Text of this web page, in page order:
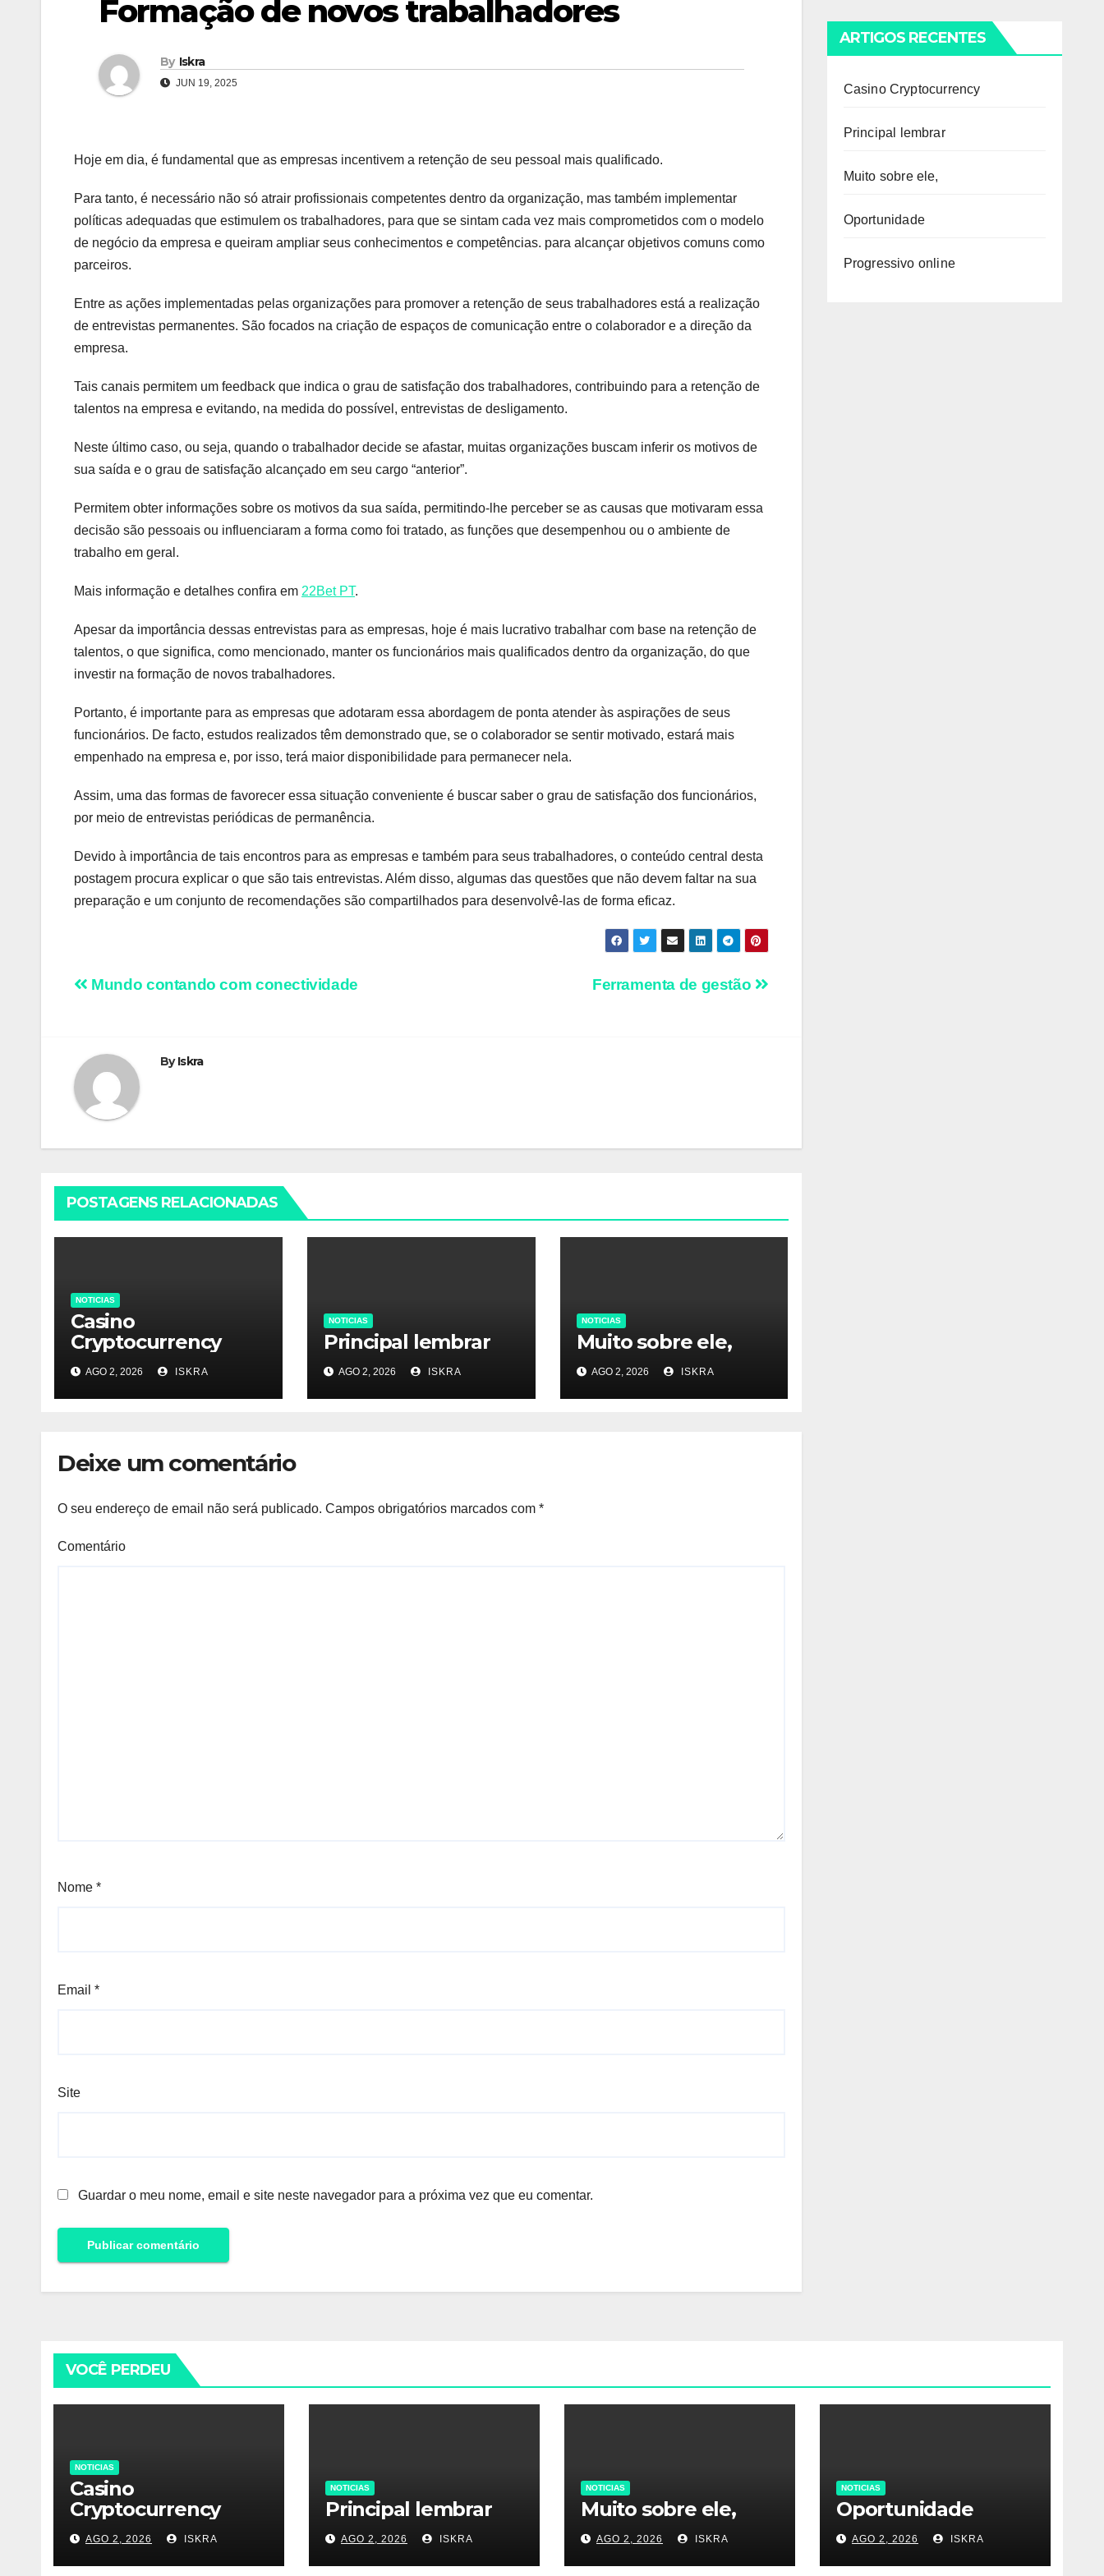
Formação de novos trabalhadores
By Iskra
JUN 19, 2025
Hoje em dia, é fundamental que as empresas incentivem a retenção de seu pessoal mais qualificado.
Para tanto, é necessário não só atrair profissionais competentes dentro da organização, mas também implementar
políticas adequadas que estimulem os trabalhadores, para que se sintam cada vez mais comprometidos com o modelo
de negócio da empresa e queiram ampliar seus conhecimentos e competências. para alcançar objetivos comuns como
parceiros.
Entre as ações implementadas pelas organizações para promover a retenção de seus trabalhadores está a realização
de entrevistas permanentes. São focados na criação de espaços de comunicação entre o colaborador e a direção da
empresa.
Tais canais permitem um feedback que indica o grau de satisfação dos trabalhadores, contribuindo para a retenção de
talentos na empresa e evitando, na medida do possível, entrevistas de desligamento.
Neste último caso, ou seja, quando o trabalhador decide se afastar, muitas organizações buscam inferir os motivos de
sua saída e o grau de satisfação alcançado em seu cargo “anterior”.
Permitem obter informações sobre os motivos da sua saída, permitindo-lhe perceber se as causas que motivaram essa
decisão são pessoais ou influenciaram a forma como foi tratado, as funções que desempenhou ou o ambiente de
trabalho em geral.
Mais informação e detalhes confira em 22Bet PT.
Apesar da importância dessas entrevistas para as empresas, hoje é mais lucrativo trabalhar com base na retenção de
talentos, o que significa, como mencionado, manter os funcionários mais qualificados dentro da organização, do que
investir na formação de novos trabalhadores.
Portanto, é importante para as empresas que adotaram essa abordagem de ponta atender às aspirações de seus
funcionários. De facto, estudos realizados têm demonstrado que, se o colaborador se sentir motivado, estará mais
empenhado na empresa e, por isso, terá maior disponibilidade para permanecer nela.
Assim, uma das formas de favorecer essa situação conveniente é buscar saber o grau de satisfação dos funcionários,
por meio de entrevistas periódicas de permanência.
Devido à importância de tais encontros para as empresas e também para seus trabalhadores, o conteúdo central desta
postagem procura explicar o que são tais entrevistas. Além disso, algumas das questões que não devem faltar na sua
preparação e um conjunto de recomendações são compartilhados para desenvolvê-las de forma eficaz.
Navegação
artigos
Ferramenta de gestão
Mundo contando com conectividade
ByIskra
POSTAGENS RELACIONADAS
NOTICIAS
Casino
Cryptocurrency
AGO 2, 2026 ISKRA
NOTICIAS
Principal lembrar
AGO 2, 2026 ISKRA
NOTICIAS
Muito sobre ele,
AGO 2, 2026 ISKRA
Deixe um comentário
O seu endereço de email não será publicado. Campos obrigatórios marcados com *
Comentário
Nome *
Email *
Site
Guardar o meu nome, email e site neste navegador para a próxima vez que eu comentar.
ARTIGOS RECENTES
Casino Cryptocurrency
Principal lembrar
Muito sobre ele,
Oportunidade
Progressivo online
VOCÊ PERDEU
NOTICIAS
Casino
Cryptocurrency
AGO 2, 2026 ISKRA
NOTICIAS
Principal lembrar
AGO 2, 2026 ISKRA
NOTICIAS
Muito sobre ele,
AGO 2, 2026 ISKRA
NOTICIAS
Oportunidade
AGO 2, 2026 ISKRA